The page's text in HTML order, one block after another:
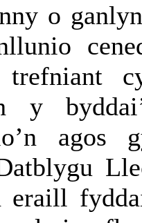
o
trefniant
y
agos
eraill